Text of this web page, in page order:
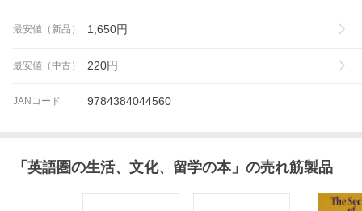
最安値（新品） 1,650円
最安値（中古） 220円
JANコード 9784384044560
「 英語圏の生活、文化、留学の本」の売れ筋製品